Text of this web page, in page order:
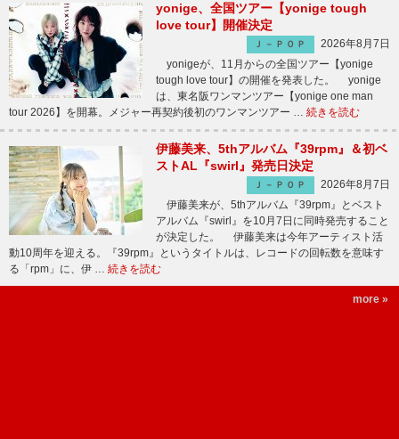
yonige、全国ツアー【yonige tough
love tour】開催決定
Ｊ－ＰＯＰ
2026年8月7日
yonigeが、11月からの全国ツアー【yonige
tough love tour】の開催を発表した。 yonige
は、東名阪ワンマンツアー【yonige one man
tour 2026】を開幕。メジャー再契約後初のワンマンツアー … 続きを読む
伊藤美来、5thアルバム『39rpm』＆初ベ
ストAL『swirl』発売日決定
Ｊ－ＰＯＰ
2026年8月7日
伊藤美来が、5thアルバム『39rpm』とベスト
アルバム『swirl』を10月7日に同時発売すること
が決定した。 伊藤美来は今年アーティスト活
動10周年を迎える。『39rpm』というタイトルは、レコードの回転数を意味す
る「rpm」に、伊 … 続きを読む
more »